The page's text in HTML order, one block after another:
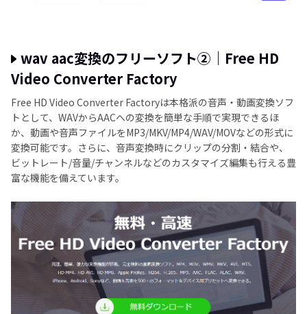
wav aac変換のフリーソフト②｜Free HD
Video Converter Factory
Free HD Video Converter Factoryは本格派の音声・動画変換ソフ
トとして、WAVからAACへの変換を簡単な手順で実現できるほ
か、動画や音声ファイルをMP3/MKV/MP4/WAV/MOVなどの形式に
変換可能です。さらに、音声変換時にクリップの分割・結合や、
ビットレート/音量/チャンネルなどのカスタマイズ編集も行える豊
富な機能を備えています。